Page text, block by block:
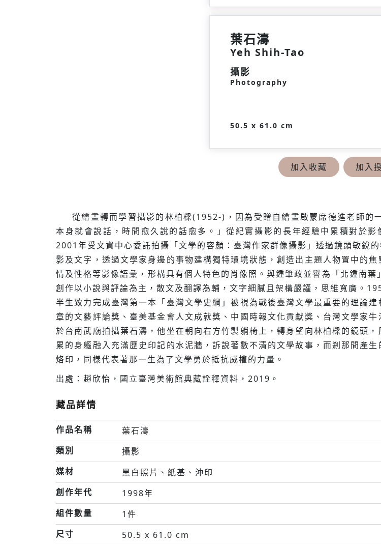
葉石濤
Yeh Shih-Tao
攝影
Photography
50.5 x 61.0 cm
加入收藏 加入
從繪畫轉而學習攝影的林柏樑(1952-)，因為受贈自繪畫啟蒙席德進老師的
本身就會說話，時間愈久說的話愈多。」從紀實攝影的長年經驗中累積對於
2001年受文資中心委託拍攝「文學的容顏：臺灣作家群像攝影」透過鏡頭敏銳
影及文字，透過文學家身邊的事物建構獨特環境狀態，創造出主題人物置中的
情及性格等影像語彙，形構具有個人特色的肖像照。與鍾肇政並譽為「北鍾南
創作以小說與評論為主，散文及翻譯為輔，文字細膩且架構嚴謹，思維寬廣。
半生致力完成臺灣第一本「臺灣文學史綱」被視為戰後臺灣文學最重要的理論
章的文藝評論獎、臺美基金會人文成就獎、中國時報文化貢獻獎、台灣文學家
於台南武廟拍攝葉石濤，他坐在朝向右方竹製躺椅上，轉身望向林柏樑的鏡頭
累的身軀融入充滿歷史印記的水泥牆，訴說著數不清的文學故事，而剎那間產
烙印，同樣代表著那一生為了文學勇於抵抗威權的力量。
出處：趙欣怡，國立臺灣美術館典藏詮釋資料，2019。
藏品詳情
作品名稱
葉石濤
類別
攝影
媒材
黑白照片、紙基、沖印
創作年代
1998年
組件數量
1件
尺寸
50.5 x 61.0 cm